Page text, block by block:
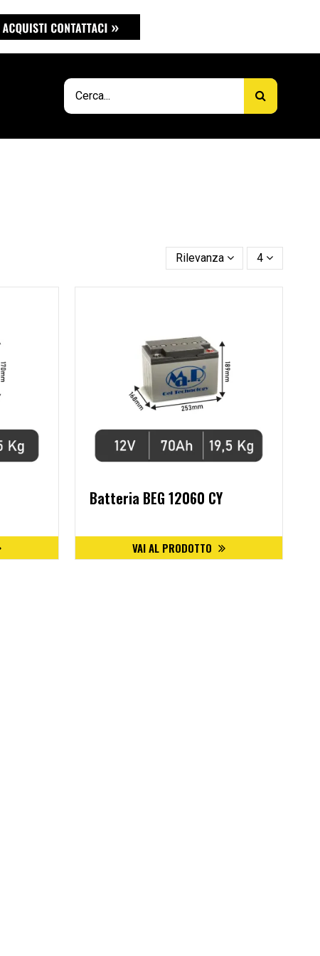
Rilevanza 4
Batteria BEG 12060 CY
VAI AL PRODOTTO